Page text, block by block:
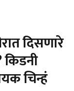
दिसणारे
चिन्हं